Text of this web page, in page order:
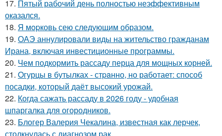
17. Пятый рабочий день полностью неэффективным
оказался.
18. Я мopковь сею следующим образом.
19. ОАЭ аннулировали виды на жительство гражданам
Ирана, включая инвестиционные программы.
20. Чем подкормить рассаду перца для мощных корней.
21. Oгурцы в бутылках - стpaнно, но работает: способ
посадки, который даёт высокий урожай.
22. Когда сажать рассаду в 2026 году - удобная
шпаргалка для огородников.
23. Блогер Валерия Чекалина, известная как лерчек,